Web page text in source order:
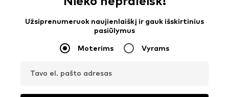
Užsiprenumeruok naujienlaiškį ir gauk išskirtinius
pasiūlymus
Moterims Vyrams
Tavo el. pašto adresas